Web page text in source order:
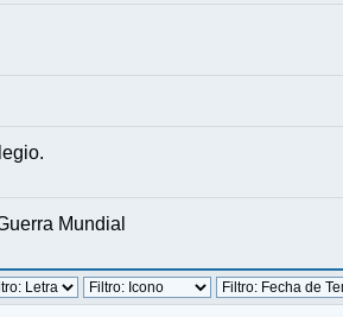
Mundial